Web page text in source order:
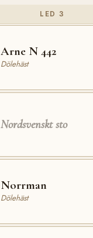
LED 3
Arne N 442
Dölehäst
Nordsvenskt sto
Norrman
Dölehäst